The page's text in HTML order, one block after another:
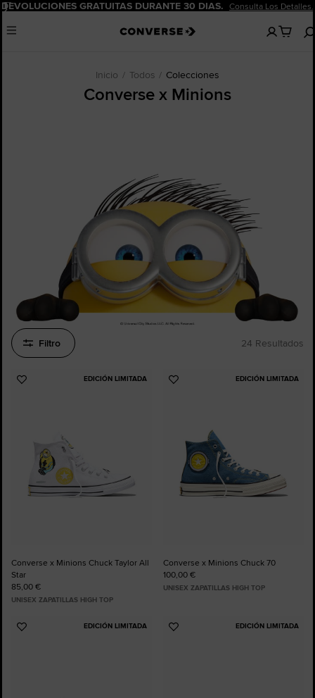
Pausar
DEVOLUCIONES GRATUITAS DURANTE 30 DÍAS. Consulta Los Detalles.
Menu
No
hay
Inicio Todos Colecciones
Converse x Minions
Filtro 24 Resultados
EDICIÓN LIMITADA
Añadir
Converse x Minions Chuck Taylor All
Star
85,00 €
UNISEX ZAPATILLAS HIGH TOP
EDICIÓN LIMITADA
Añadir
Converse x Minions Chuck 70
100,00 €
UNISEX ZAPATILLAS HIGH TOP
EDICIÓN LIMITADA
Añadir
EDICIÓN LIMITADA
Añadir